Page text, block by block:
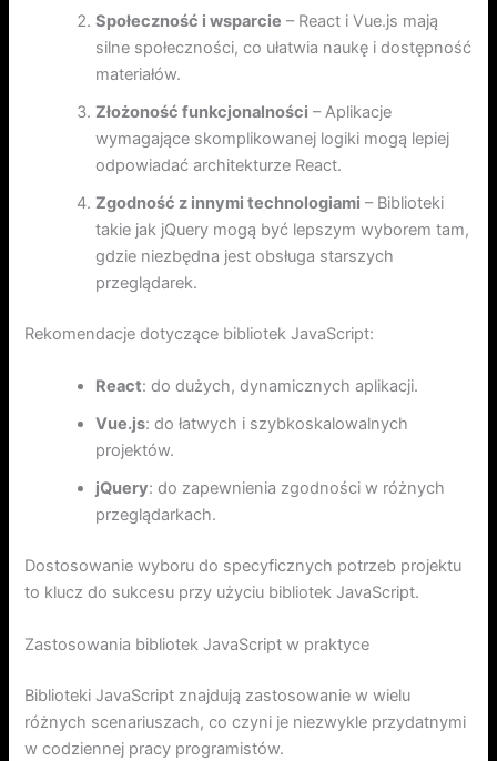
Społeczność i wsparcie – React i Vue.js mają
silne społeczności, co ułatwia naukę i dostępność
materiałów.
Złożoność funkcjonalności – Aplikacje
wymagające skomplikowanej logiki mogą lepiej
odpowiadać architekturze React.
Zgodność z innymi technologiami – Biblioteki
takie jak jQuery mogą być lepszym wyborem tam,
gdzie niezbędna jest obsługa starszych
przeglądarek.
Rekomendacje dotyczące bibliotek JavaScript:
React: do dużych, dynamicznych aplikacji.
Vue.js: do łatwych i szybkoskalowalnych
projektów.
jQuery: do zapewnienia zgodności w różnych
przeglądarkach.
Dostosowanie wyboru do specyficznych potrzeb projektu
to klucz do sukcesu przy użyciu bibliotek JavaScript.
Zastosowania bibliotek JavaScript w praktyce
Biblioteki JavaScript znajdują zastosowanie w wielu
różnych scenariuszach, co czyni je niezwykle przydatnymi
w codziennej pracy programistów.